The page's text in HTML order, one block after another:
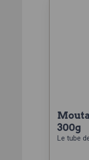
moutarde mi-forte tube
300g
Le tube